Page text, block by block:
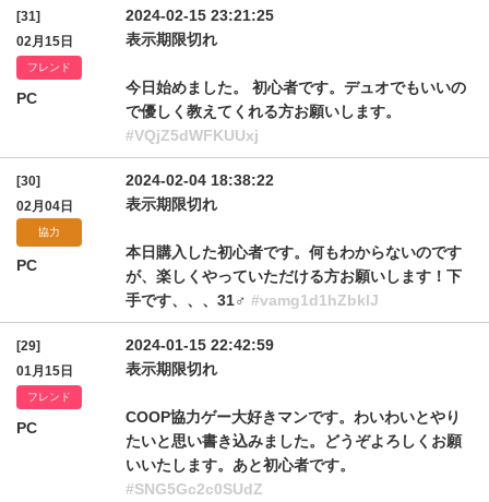
[31]
02月15日
フレンド
PC
2024-02-15 23:21:25
表示期限切れ
今日始めました。 初心者です。デュオでもいいの
で優しく教えてくれる方お願いします。
#VQjZ5dWFKUUxj
[30]
02月04日
協力
PC
2024-02-04 18:38:22
表示期限切れ
本日購入した初心者です。何もわからないのです
が、楽しくやっていただける方お願いします！下
手です、、、31♂ #vamg1d1hZbklJ
[29]
01月15日
フレンド
PC
2024-01-15 22:42:59
表示期限切れ
COOP協力ゲー大好きマンです。わいわいとやり
たいと思い書き込みました。どうぞよろしくお願
いいたします。あと初心者です。
#SNG5Gc2c0SUdZ